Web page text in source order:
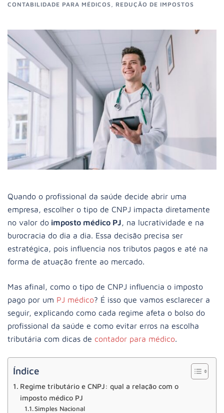
CONTABILIDADE PARA MÉDICOS, REDUÇÃO DE IMPOSTOS
Quando o profissional da saúde decide abrir uma
empresa, escolher o tipo de CNPJ impacta diretamente
no valor do imposto médico PJ, na lucratividade e na
burocracia do dia a dia. Essa decisão precisa ser
estratégica, pois influencia nos tributos pagos e até na
forma de atuação frente ao mercado.
Mas afinal, como o tipo de CNPJ influencia o imposto
pago por um PJ médico? É isso que vamos esclarecer a
seguir, explicando como cada regime afeta o bolso do
profissional da saúde e como evitar erros na escolha
tributária com dicas de contador para médico.
Índice
Regime tributário e CNPJ: qual a relação com o
imposto médico PJ
Simples Nacional